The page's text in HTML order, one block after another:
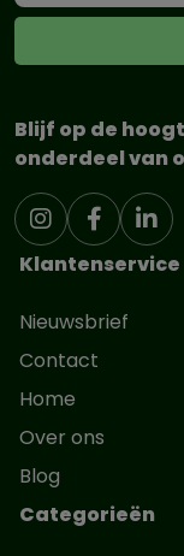
Blijf op de
onderdeel van
Klantenservice
Nieuwsbrief
Contact
Home
Over ons
Blog
Categorieën